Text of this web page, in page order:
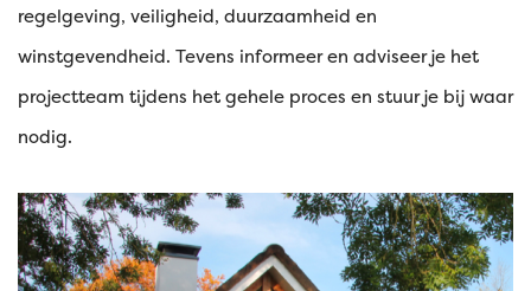
regelgeving, veiligheid, duurzaamheid en
winstgevendheid. Tevens informeer en adviseer je het
projectteam tijdens het gehele proces en stuur je bij waar
nodig.